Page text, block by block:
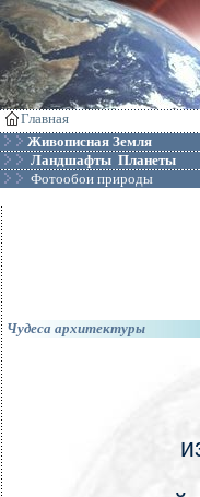
Главная
Живописная Земля
Ландшафты Планеты
Фотообои природы
Чудеса архитектуры